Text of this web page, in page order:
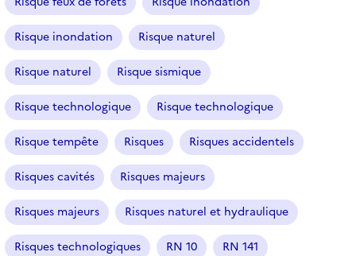
Risque inondation Risque naturel
Risque naturel Risque sismique
Risque technologique Risque technologique
Risque tempête Risques Risques accidentels
Risques cavités Risques majeurs
Risques majeurs Risques naturel et hydraulique
Risques technologiques RN 10 RN 141